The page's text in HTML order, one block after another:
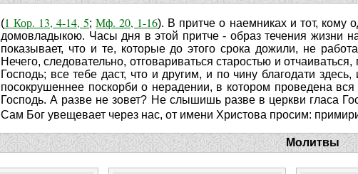
(1 Кор. 13, 4-14, 5;Мф. 20, 1-16). В притче о наемниках и тот, кому
домовладыкою. Часы дня в этой притче - образ течения жизни
показывает, что и те, которые до этого срока дожили, не
Нечего, следовательно, отговариваться старостью и
Господь; все тебе даст, что и другим, и по чину благодати
посокрушеннее поскорби о нерадении, в котором проведена
Господь. А разве не зовет? Не слышишь разве в церкви гласа
Сам Бог увещевает через нас, от имени Христова просим:
Молитвы